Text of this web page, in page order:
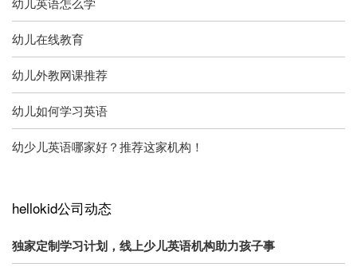
幼儿在线教育
幼儿外教网课推荐
幼儿如何学习英语
幼少儿英语哪家好？推荐这家机构！
hellokid公司动态
独家定制学习计划，线上少儿英语机构助力孩子事